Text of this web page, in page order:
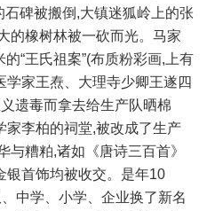
石碑被搬倒,大镇迷狐岭上的张
的橡树林被一砍而光。马家
“王氏祖案”(布质粉彩画,上有
学家王焘、大理寺少卿王遂四
遗毒而拿去给生产队晒棉
家李柏的祠堂,被改成了生产
与糟粕,诸如《唐诗三百首》
银首饰均被收交。是年10
中学、小学、企业换了新名